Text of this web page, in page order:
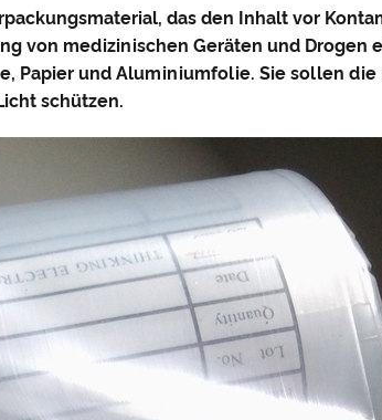
das den Inhalt vor
von medizinischen Geräten und
Papier und Aluminiumfolie. Sie sollen
schützen.